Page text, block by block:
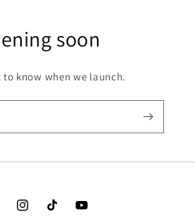
soon
to know when we launch.
InstagramTikTok YouTube